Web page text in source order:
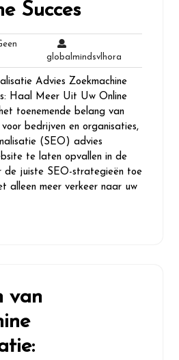
Succes
globalmindsvlhora
Advies Zoekmachine
Haal Meer Uit Uw Online
toenemende belang van
bedrijven en organisaties,
(SEO) advies
te laten opvallen in de
de juiste SEO-strategieën toe
alleen meer verkeer naar uw
van